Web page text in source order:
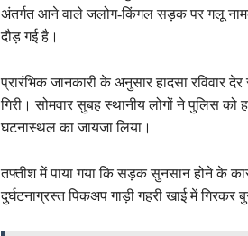
अंतर्गत आने वाले जलोग-किंगल सड़क पर गलू
दौड़ गई है।
प्रारंभिक जानकारी के अनुसार हादसा रविवार
गिरी। सोमवार सुबह स्थानीय लोगों ने पुलिस
घटनास्थल का जायजा लिया।
तफ्तीश में पाया गया कि सड़क सुनसान होने के
दुर्घटनाग्रस्त पिकअप गाड़ी गहरी खाई में गिरकर